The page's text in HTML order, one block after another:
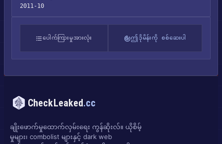
2011-10
ပေါက်ကြားမှုအားလုံး ဤဒိုမိန်းကို စစ်ဆေးပါ
CheckLeaked.cc
ချိုးဖောက်မှုထောက်လှမ်းရေး ကွန်ဆိုးလ်။ ယိုစိမ့်
မှုများ၊ combolist များနှင့် dark web